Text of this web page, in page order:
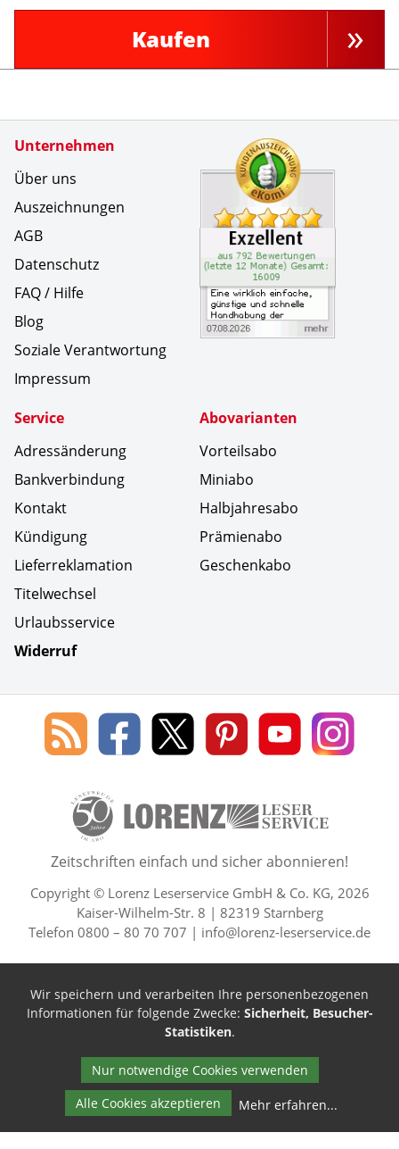
Kaufen
Unternehmen
Über uns
Auszeichnungen
AGB
Datenschutz
FAQ / Hilfe
Blog
Soziale Verantwortung
Impressum
Service
Adressänderung
Bankverbindung
Kontakt
Kündigung
Lieferreklamation
Titelwechsel
Urlaubsservice
Widerruf
Abovarianten
Vorteilsabo
Miniabo
Halbjahresabo
Prämienabo
Geschenkabo
Zertifikate
Social Media
Blog
des
Leserservice
Lorenz
Leserservice
Lorenz
Leserservice
Lorenz
Leserservice
Lorenz
Leserservice
Lorenz
50 Lesefreude im Abo Jahre
Zeitschriften einfach und sicher abonnieren!
Copyright © Lorenz Leserservice GmbH & Co. KG, 2026
Kaiser-Wilhelm-Str. 8 | 82319 Starnberg
Telefon 0800 – 80 70 707 | info@lorenz-leserservice.de
Wir speichern und verarbeiten Ihre personenbezogenen
Informationen für folgende Zwecke: Sicherheit, Besucher-
Statistiken.
Nur notwendige Cookies verwenden
Alle Cookies akzeptieren
Mehr erfahren...